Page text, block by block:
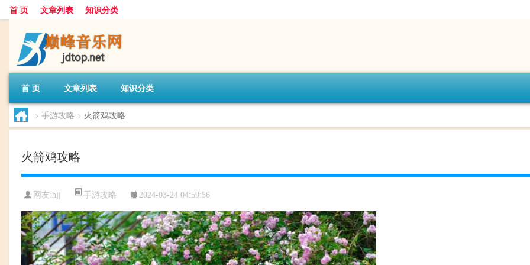
首 页 文章列表 知识分类
首 页 文章列表 知识分类
> 手游攻略 > 火箭鸡攻略
火箭鸡攻略
网友:hjj 手游攻略 2024-03-24 04:59:56